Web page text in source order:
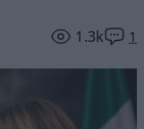
1.3k 1